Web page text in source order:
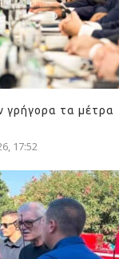
γρήγορα τα μέτρα
17:52